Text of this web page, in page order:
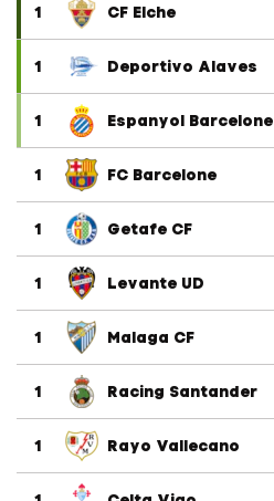
1 CF Elche
1 Deportivo Alaves
1 Espanyol Barcelone
1 FC Barcelone
1 Getafe CF
1 Levante UD
1 Malaga CF
1 Racing Santander
1 Rayo Vallecano